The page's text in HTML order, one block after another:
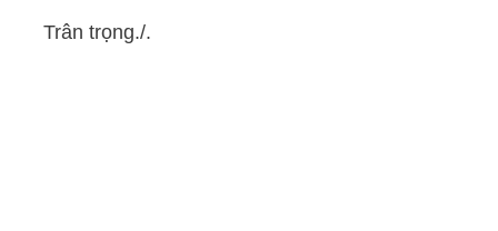
Trân trọng./.